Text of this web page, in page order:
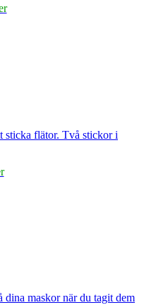
sticka flätor. Två stickor i
dina maskor när du tagit dem